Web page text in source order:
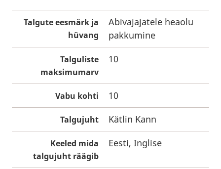
Talgute eesmärk ja
hüvang
Abivajajatele heaolu
pakkumine
Talguliste
maksimumarv
10
Vabu kohti 10
Talgujuht Kätlin Kann
Keeled mida
talgujuht räägib
Eesti, Inglise